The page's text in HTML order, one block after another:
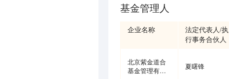
基金管理人
企业名称
法定代表人/执
行事务合伙人
北京紫金道合
基金管理有限
夏曙锋